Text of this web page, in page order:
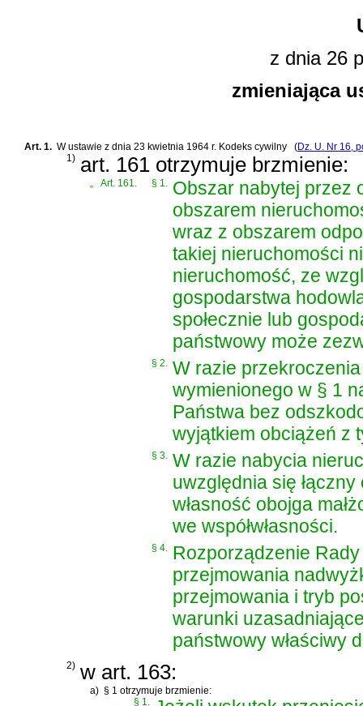
z dnia 26
zmieniająca
Art. 1. Wustawie z dnia 23 kwietnia 1964 r. Kodeks cywilny (Dz. U. Nr 16,
1) art. 161 otrzymuje brzmienie:
„ Art. 161. § 1. Obszar nabytej przez
obszarem
wraz z obszarem
takiej nieruchomości
nieruchomość, ze
gospodarstwa
społecznie lub
państwowy może
§ 2. W razie
wymienionego w § 1
Państwa bez
wyjątkiem obciążeń z
§ 3. W razie nabycia
uwzględnia się
własność obojga
we współwłasności.
§ 4. Rozporządzenie
przejmowania
przejmowania i tryb
warunki
państwowy właściwy
2) w art. 163:
a) § 1 otrzymuje brzmienie:
§ 1.